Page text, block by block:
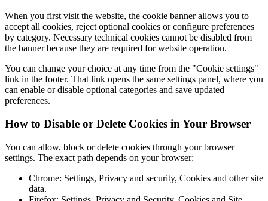
When you first visit the website, the cookie banner allows you to
accept all cookies, reject optional cookies or configure preferences
by category. Necessary technical cookies cannot be disabled from
the banner because they are required for website operation.
You can change your choice at any time from the "Cookie settings"
link in the footer. That link opens the same settings panel, where you
can enable or disable optional categories and save updated
preferences.
How to Disable or Delete Cookies in Your Browser
You can allow, block or delete cookies through your browser
settings. The exact path depends on your browser:
Chrome: Settings, Privacy and security, Cookies and other site
data.